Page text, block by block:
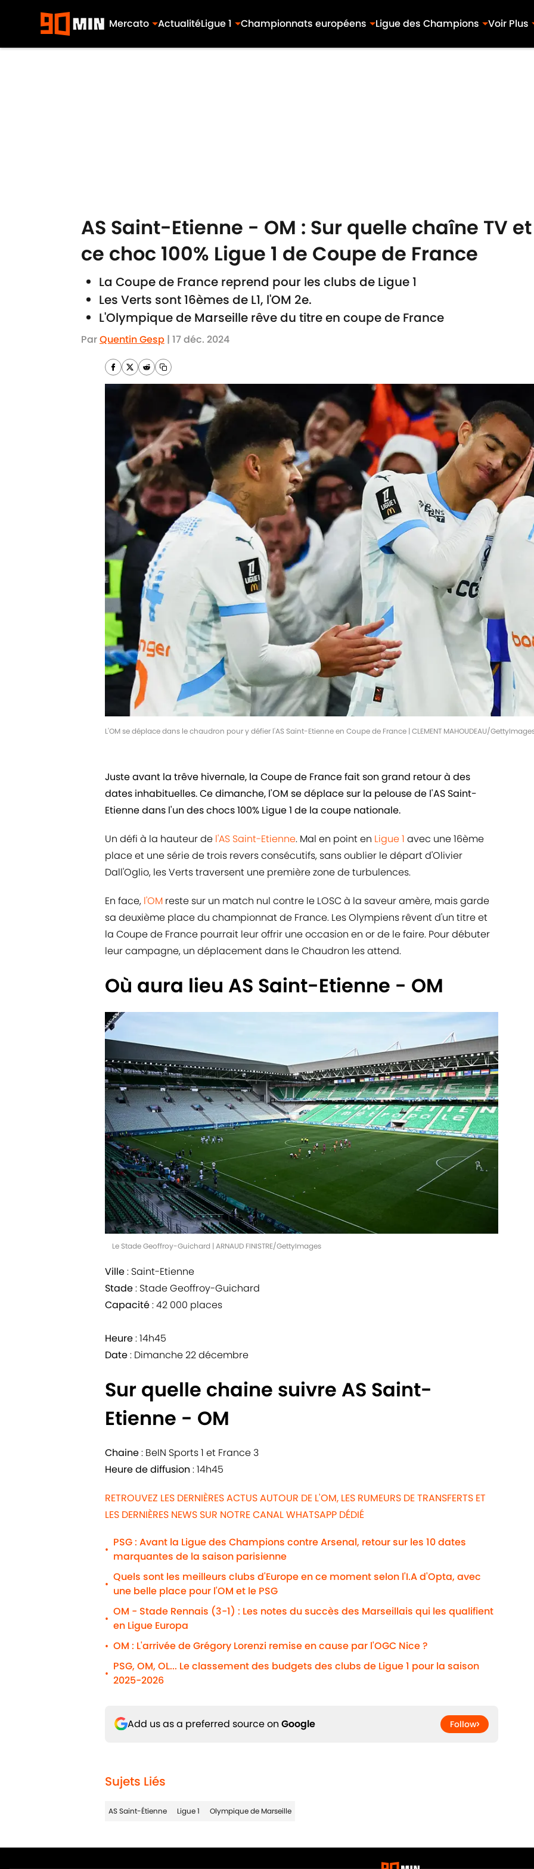
Mercato ActualitéLigue 1 Championnats européens Ligue des Champions Voir Plus
AS Saint-Etienne - OM : Sur quelle chaîne TV
ce choc 100% Ligue 1 de Coupe de France
La Coupe de France reprend pour les clubs de Ligue 1
Les Verts sont 16èmes de L1, l'OM 2e.
L'Olympique de Marseille rêve du titre en coupe de France
ParQuentin Gesp | 17 déc. 2024
L'OM se déplace dans le chaudron pour y défier l'AS Saint-Etienne en Coupe de France | CLEMENT MAHOUDEAU/
Juste avant la trêve hivernale, la Coupe de France fait son grand retour à des
dates inhabituelles. Ce dimanche, l'OM se déplace sur la pelouse de l'AS Saint-
Etienne dans l'un des chocs 100% Ligue 1 de la coupe nationale.
Un défi à la hauteur de l'AS Saint-Etienne. Mal en point en Ligue 1 avec une 16ème
place et une série de trois revers consécutifs, sans oublier le départ d'Olivier
Dall'Oglio, les Verts traversent une première zone de turbulences.
En face, l'OM reste sur un match nul contre le LOSC à la saveur amère, mais garde
sa deuxième place du championnat de France. Les Olympiens rêvent d'un titre et
la Coupe de France pourrait leur offrir une occasion en or de le faire. Pour débuter
leur campagne, un déplacement dans le Chaudron les attend.
Où aura lieu AS Saint-Etienne - OM
Le Stade Geoffroy-Guichard | ARNAUD FINISTRE/GettyImages
Ville: Saint-Etienne
Stade: Stade Geoffroy-Guichard
Capacité: 42 000 places
Heure: 14h45
Date: Dimanche 22 décembre
Sur quelle chaine suivre AS Saint-
Etienne - OM
Chaine: BeIN Sports 1 et France 3
Heure de diffusion : 14h45
RETROUVEZ LES DERNIÈRES ACTUS AUTOUR DE L'OM, LES RUMEURS DE TRANSFERTS ET
LES DERNIÈRES NEWS SUR NOTRE CANAL WHATSAPP DÉDIÉ
•
PSG : Avant la Ligue des Champions contre Arsenal, retour sur les 10 dates
marquantes de la saison parisienne
•
Quels sont les meilleurs clubs d'Europe en ce moment selon l'I.A d'Opta, avec
une belle place pour l'OM et le PSG
•
OM - Stade Rennais (3-1) : Les notes du succès des Marseillais qui les qualifient
en Ligue Europa
• OM : L'arrivée de Grégory Lorenzi remise en cause par l'OGC Nice ?
•
PSG, OM, OL... Le classement des budgets des clubs de Ligue 1 pour la saison
2025-2026
Add us as a preferred source on Google Follow
Sujets Liés
AS Saint-Étienne Ligue 1 Olympique de Marseille